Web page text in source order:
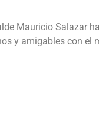
Mauricio Salazar
y amigables con el